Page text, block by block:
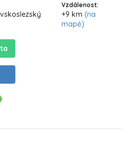
Vzdálenost:
+9 km(na
mapě)